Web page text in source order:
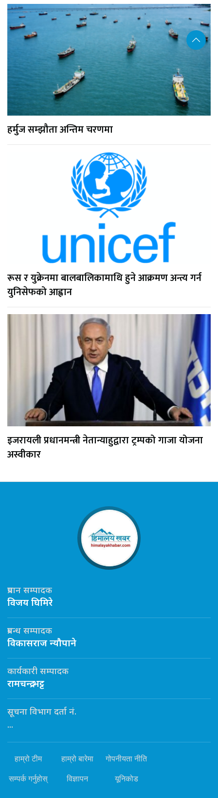
हर्मुज सम्झौता अन्तिम चरणमा
रूस र युक्रेनमा बालबालिकामाथि हुने आक्रमण अन्त्य गर्न
युनिसेफको आह्वान
इजरायली प्रधानमन्त्री नेतान्याहुद्वारा ट्रम्पको गाजा योजना
अस्वीकार
प्रधान सम्पादक
विजय घिमिरे
प्रबन्ध सम्पादक
विकासराज न्यौपाने
कार्यकारी सम्पादक
रामचन्द्र भट्ट
सूचना विभाग दर्ता नं.
...
हाम्रो टीम हाम्रो बारेमा गोपनीयता नीति
सम्पर्क गर्नुहोस् विज्ञापन यूनिकोड